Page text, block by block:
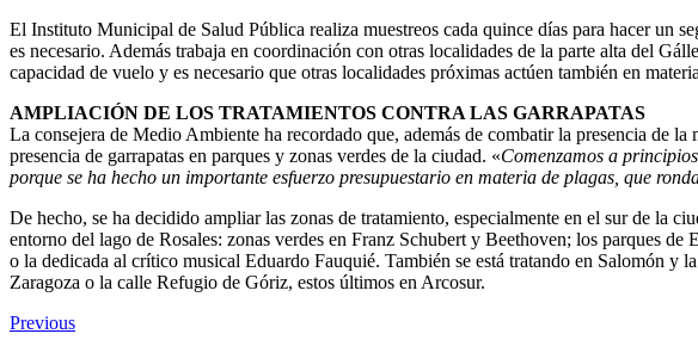
El Instituto Municipal de Salud Pública realiza muestreos cada quince días para hacer un
es necesario. Además trabaja en coordinación con otras localidades de la parte alta del
capacidad de vuelo y es necesario que otras localidades próximas actúen también en
AMPLIACIÓN DE LOS TRATAMIENTOS CONTRA LAS GARRAPATAS
La consejera de Medio Ambiente ha recordado que, además de combatir la presencia de
presencia de garrapatas en parques y zonas verdes de la ciudad. «Comenzamos a
porque se ha hecho un importante esfuerzo presupuestario en materia de plagas, que
De hecho, se ha decidido ampliar las zonas de tratamiento, especialmente en el sur de la
entorno del lago de Rosales: zonas verdes en Franz Schubert y Beethoven; los parques
o la dedicada al crítico musical Eduardo Fauquié. También se está tratando en Salomón
Zaragoza o la calle Refugio de Góriz, estos últimos en Arcosur.
Previous